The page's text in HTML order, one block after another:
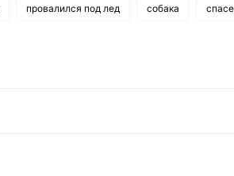
провалился под лед собака